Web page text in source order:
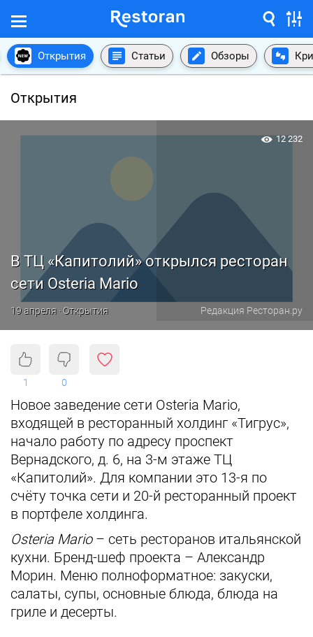
Открытия Статьи Обзоры
Открытия
В ТЦ «Капитолий» открылся ресторан
сети Osteria Mario
19 апреля · Открытия Редакция Ресторан.ру
12 232
1 0
Новое заведение сети Osteria Mario,
входящей в ресторанный холдинг «Тигрус»,
начало работу по адресу проспект
Вернадского, д. 6, на 3-м этаже ТЦ
«Капитолий». Для компании это 13-я по
счёту точка сети и 20-й ресторанный проект
в портфеле холдинга.
Osteria Mario– сеть ресторанов итальянской
кухни. Бренд-шеф проекта – Александр
Морин. Меню полноформатное: ​закуски,
салаты, супы, основные блюда, блюда на
гриле и десерты.